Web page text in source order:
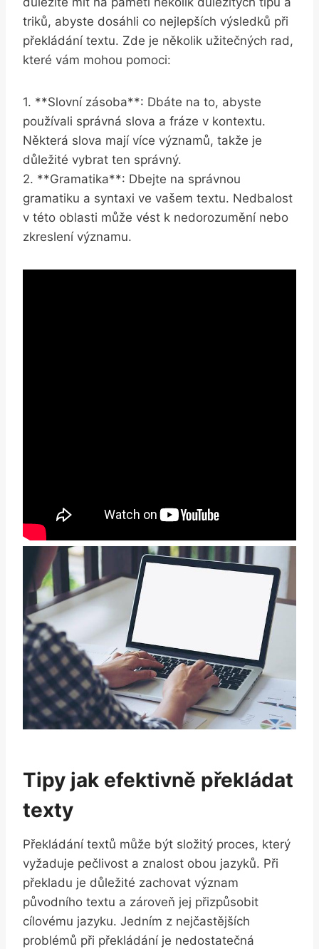
triků, abyste dosáhli co nejlepších výsledků při
překládání textu. Zde je několik užitečných rad,
které vám mohou pomoci:
1. **Slovní zásoba**: Dbáte na to, abyste
používali správná slova a fráze v kontextu.
Některá slova mají více významů, takže je
důležité vybrat ten správný.
2. **Gramatika**: Dbejte na správnou
gramatiku a syntaxi ve vašem textu. Nedbalost
v této oblasti může vést k nedorozumění nebo
zkreslení významu.
Tipy jak efektivně překládat
texty
Překládání textů může být složitý proces, který
vyžaduje pečlivost a znalost obou jazyků. Při
překladu je důležité zachovat význam
původního textu a zároveň jej přizpůsobit
cílovému jazyku. Jedním z nejčastějších
problémů při překládání je nedostatečná